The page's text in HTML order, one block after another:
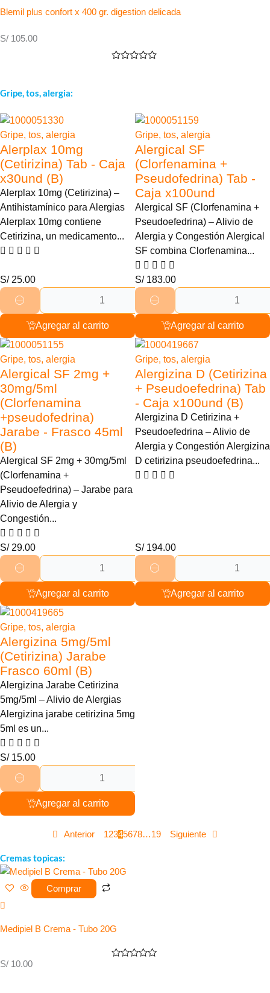
Blemil plus confort x 400 gr. digestion delicada
S/ 105.00
Gripe, tos, alergia:
Gripe, tos, alergia
Alerplax 10mg
(Cetirizina) Tab - Caja
x30und (B)
Alerplax 10mg (Cetirizina) –
Antihistamínico para Alergias
Alerplax 10mg contiene
Cetirizina, un medicamento...
S/25.00
Agregar al carrito
Gripe, tos, alergia
Alergical SF
(Clorfenamina +
Pseudofedrina) Tab -
Caja x100und
Alergical SF (Clorfenamina +
Pseudoefedrina) – Alivio de
Alergia y Congestión Alergical
SF combina Clorfenamina...
S/183.00
Agregar al carrito
Gripe, tos, alergia
Alergical SF 2mg +
30mg/5ml
(Clorfenamina
+pseudofedrina)
Jarabe - Frasco 45ml
(B)
Alergical SF 2mg + 30mg/5ml
(Clorfenamina +
Pseudoefedrina) – Jarabe para
Alivio de Alergia y
Congestión...
S/29.00
Agregar al carrito
Gripe, tos, alergia
Alergizina D (Cetirizina
+ Pseudoefedrina) Tab
- Caja x100und (B)
Alergizina D Cetirizina +
Pseudoefedrina – Alivio de
Alergia y Congestión Alergizina
D cetirizina pseudoefedrina...
S/194.00
Agregar al carrito
Gripe, tos, alergia
Alergizina 5mg/5ml
(Cetirizina) Jarabe
Frasco 60ml (B)
Alergizina Jarabe Cetirizina
5mg/5ml – Alivio de Alergias
Alergizina jarabe cetirizina 5mg
5ml es un...
S/15.00
Agregar al carrito
Anterior 12345678…19 Siguiente
Cremas topicas:
Comprar
Medipiel B Crema - Tubo 20G
S/ 10.00